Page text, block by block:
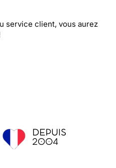
service client, vous aurez